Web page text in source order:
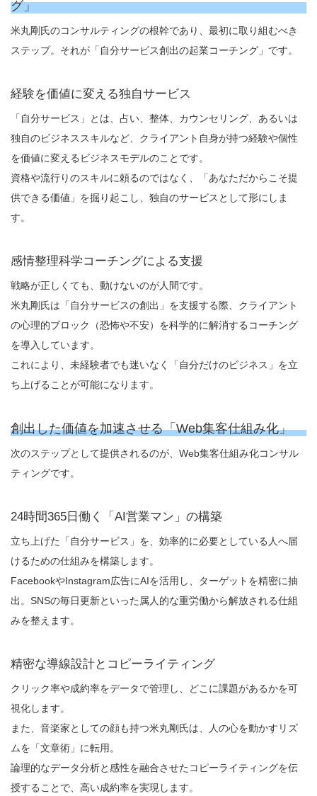
グ」
米丸剛氏のコンサルティングの根幹であり、最初に取り組むべき
ステップ。それが「自分サービス創出の起業コーチング」です。
経験を価値に変える独自サービス
「自分サービス」とは、占い、整体、カウンセリング、あるいは
独自のビジネススキルなど、クライアント自身が持つ経験や個性
を価値に変えるビジネスモデルのことです。
資格や流行りのスキルに頼るのではなく、「あなただからこそ提
供できる価値」を掘り起こし、独自のサービスとして形にしま
す。
感情整理科学コーチングによる支援
戦略が正しくても、動けないのが人間です。
米丸剛氏は「自分サービスの創出」を支援する際、クライアント
の心理的ブロック（恐怖や不安）を科学的に解消するコーチング
を導入しています。
これにより、未経験者でも迷いなく「自分だけのビジネス」を立
ち上げることが可能になります。
創出した価値を加速させる「Web集客仕組み化」
次のステップとして提供されるのが、Web集客仕組み化コンサル
ティングです。
24時間365日働く「AI営業マン」の構築
立ち上げた「自分サービス」を、効率的に必要としている人へ届
けるための仕組みを構築します。
FacebookやInstagram広告にAIを活用し、ターゲットを精密に抽
出。SNSの毎日更新といった属人的な重労働から解放される仕組
みを整えます。
精密な導線設計とコピーライティング
クリック率や成約率をデータで管理し、どこに課題があるかを可
視化します。
また、音楽家としての顔も持つ米丸剛氏は、人の心を動かすリズ
ムを「文章術」に転用。
論理的なデータ分析と感性を融合させたコピーライティングを伝
授することで、高い成約率を実現します。